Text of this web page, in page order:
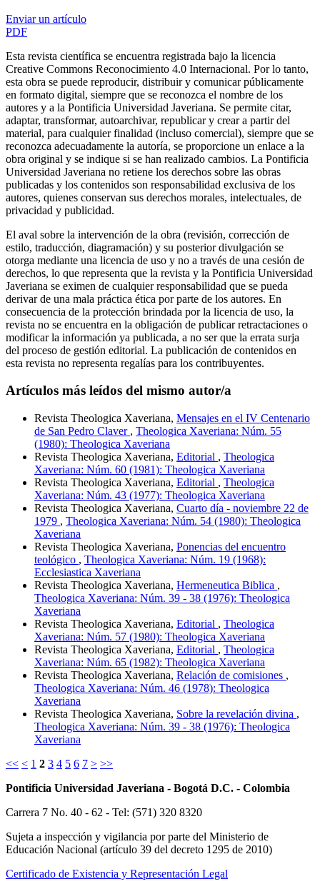
Enviar un artículo
PDF
Esta revista científica se encuentra registrada bajo la licencia
Creative Commons Reconocimiento 4.0 Internacional. Por lo tanto,
esta obra se puede reproducir, distribuir y comunicar públicamente
en formato digital, siempre que se reconozca el nombre de los
autores y a la Pontificia Universidad Javeriana. Se permite citar,
adaptar, transformar, autoarchivar, republicar y crear a partir del
material, para cualquier finalidad (incluso comercial), siempre que se
reconozca adecuadamente la autoría, se proporcione un enlace a la
obra original y se indique si se han realizado cambios. La Pontificia
Universidad Javeriana no retiene los derechos sobre las obras
publicadas y los contenidos son responsabilidad exclusiva de los
autores, quienes conservan sus derechos morales, intelectuales, de
privacidad y publicidad.
El aval sobre la intervención de la obra (revisión, corrección de
estilo, traducción, diagramación) y su posterior divulgación se
otorga mediante una licencia de uso y no a través de una cesión de
derechos, lo que representa que la revista y la Pontificia Universidad
Javeriana se eximen de cualquier responsabilidad que se pueda
derivar de una mala práctica ética por parte de los autores. En
consecuencia de la protección brindada por la licencia de uso, la
revista no se encuentra en la obligación de publicar retractaciones o
modificar la información ya publicada, a no ser que la errata surja
del proceso de gestión editorial. La publicación de contenidos en
esta revista no representa regalías para los contribuyentes.
Artículos más leídos del mismo autor/a
Revista Theologica Xaveriana, Mensajes en el IV Centenario
de San Pedro Claver , Theologica Xaveriana: Núm. 55
(1980): Theologica Xaveriana
Revista Theologica Xaveriana, Editorial , Theologica
Xaveriana: Núm. 60 (1981): Theologica Xaveriana
Revista Theologica Xaveriana, Editorial , Theologica
Xaveriana: Núm. 43 (1977): Theologica Xaveriana
Revista Theologica Xaveriana, Cuarto día - noviembre 22 de
1979 , Theologica Xaveriana: Núm. 54 (1980): Theologica
Xaveriana
Revista Theologica Xaveriana, Ponencias del encuentro
teológico , Theologica Xaveriana: Núm. 19 (1968):
Ecclesiastica Xaveriana
Revista Theologica Xaveriana, Hermeneutica Biblica ,
Theologica Xaveriana: Núm. 39 - 38 (1976): Theologica
Xaveriana
Revista Theologica Xaveriana, Editorial , Theologica
Xaveriana: Núm. 57 (1980): Theologica Xaveriana
Revista Theologica Xaveriana, Editorial , Theologica
Xaveriana: Núm. 65 (1982): Theologica Xaveriana
Revista Theologica Xaveriana, Relación de comisiones ,
Theologica Xaveriana: Núm. 46 (1978): Theologica
Xaveriana
Revista Theologica Xaveriana, Sobre la revelación divina ,
Theologica Xaveriana: Núm. 39 - 38 (1976): Theologica
Xaveriana
<< < 1 2 3 4 5 6 7 > >>
Pontificia Universidad Javeriana - Bogotá D.C. - Colombia
Carrera 7 No. 40 - 62 - Tel: (571) 320 8320
Sujeta a inspección y vigilancia por parte del Ministerio de
Educación Nacional (artículo 39 del decreto 1295 de 2010)
Certificado de Existencia y Representación Legal